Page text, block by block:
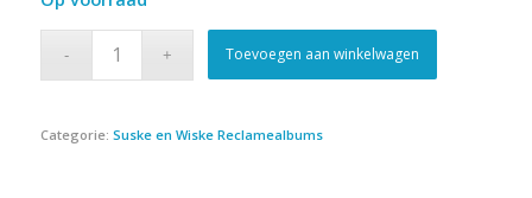
Toevoegen aan winkelwagen
Categorie: Suske en Wiske Reclamealbums